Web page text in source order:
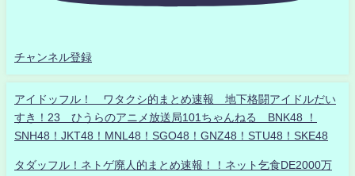
チャンネル登録
アイドッフル！ ワタクシ的まとめ速報 地下格闘アイドルだい
すき！23 ひうらのアニメ放送局101ちゃんねる BNK48 ！
SNH48！JKT48！MNL48！SGO48！GNZ48！STU48！SKE48
タダッフル！ネトゲ廃人的まとめ速報！！ネット乞食DE2000万